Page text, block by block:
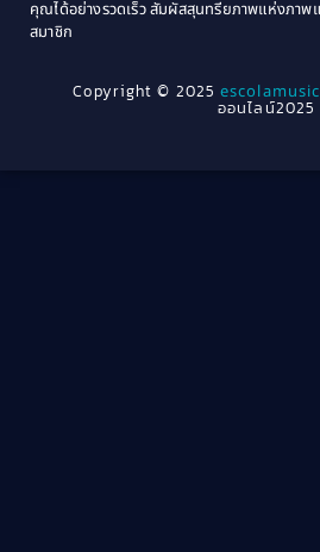
Crime อาชญากรรม
Cult Film(4)
1940
คุณได้อย่างรวดเร็ว สัมผัสสุนทรียภาพแห่งภาพ
สมาชิก
Copyright © 2025
ออนไลน์2025